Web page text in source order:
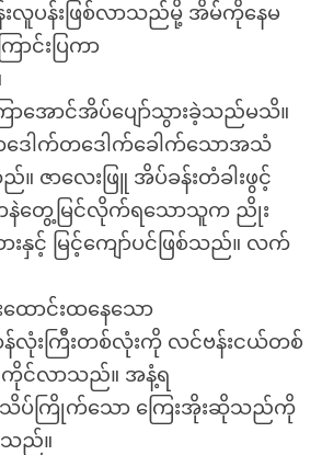
လူပန်းဖြစ်လာသည်မို့ အိမ်ကိုနေမ
ာင်းပြကာ
ာအောင်အိပ်ပျော်သွားခဲ့သည်မသိ။
ဒေါက်တဒေါက်ခေါက်သောအသံ
ည်။ ဇာလေးဖြူ အိပ်ခန်းတံခါးဖွင့်
နဲတွေ့မြင်လိုက်ရသောသူက ညိုး
းနှင့် မြင့်ကျော်ပင်ဖြစ်သည်။ လက်
ောင်းထနေသော
လုံးကြီးတစ်လုံးကို လင်ဗန်းငယ်တစ်
ကိုင်လာသည်။ အနံ့ရ
ကြိုက်သော ကြေးအိုးဆိုသည်ကို
ည်။